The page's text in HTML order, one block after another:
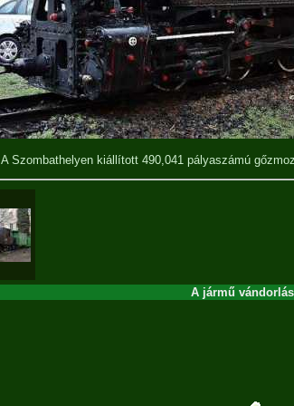
A Szombathelyen kiállított 490,041 pályaszámú
A jármű